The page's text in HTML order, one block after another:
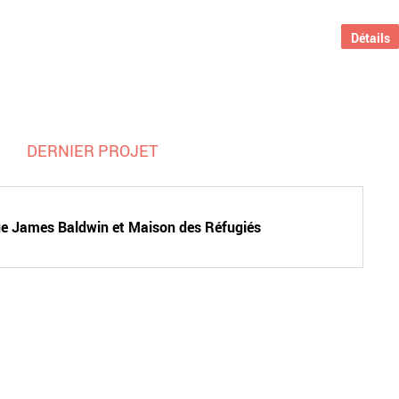
DERNIER PROJET
James Baldwin et Maison des Réfugiés
Détails